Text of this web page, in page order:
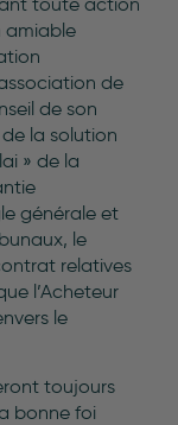
amiable
de
de son
la solution
» de la
générale et
le
relatives
l’Acheteur
le
toujours
bonne foi